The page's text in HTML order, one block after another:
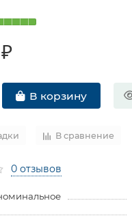
В корзину
В сравнение
0 отзывов